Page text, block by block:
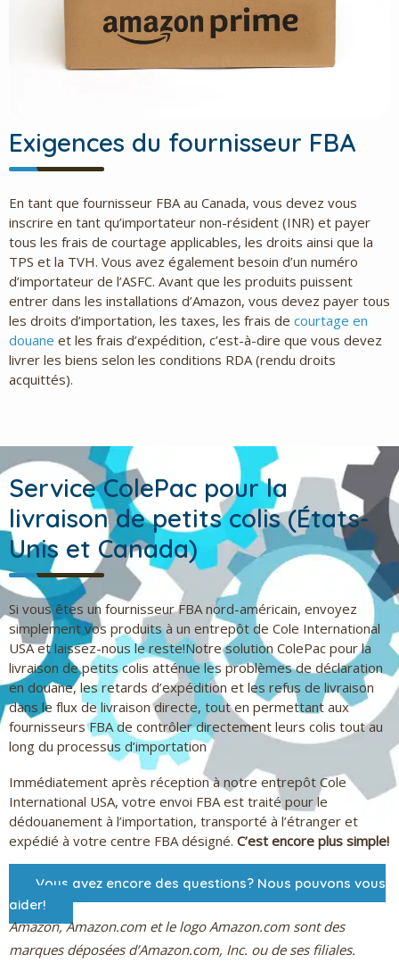
Exigences du fournisseur FBA
En tant que fournisseur FBA au Canada, vous devez vous
inscrire en tant qu’importateur non-résident (INR) et payer
tous les frais de courtage applicables, les droits ainsi que la
TPS et la TVH. Vous avez également besoin d’un numéro
d’importateur de l’ASFC. Avant que les produits puissent
entrer dans les installations d’Amazon, vous devez payer tous
les droits d’importation, les taxes, les frais de courtage en
douane et les frais d’expédition, c’est-à-dire que vous devez
livrer les biens selon les conditions RDA (rendu droits
acquittés).
Service ColePac pour la
livraison de petits colis (États-
Unis et Canada)
Si vous êtes un fournisseur FBA nord-américain, envoyez
simplement vos produits à un entrepôt de Cole International
USA et laissez-nous le reste!Notre solution ColePac pour la
livraison de petits colis atténue les problèmes de déclaration
en douane, les retards d’expédition et les refus de livraison
dans le flux de livraison directe, tout en permettant aux
fournisseurs FBA de contrôler directement leurs colis tout au
long du processus d’importation
Immédiatement après réception à notre entrepôt Cole
International USA, votre envoi FBA est traité pour le
dédouanement à l’importation, transporté à l’étranger et
expédié à votre centre FBA désigné. C’est encore plus simple!
Vous avez encore des questions? Nous pouvons vous
aider!
Amazon, Amazon.com et le logo Amazon.com sont des
marques déposées d’Amazon.com, Inc. ou de ses filiales.